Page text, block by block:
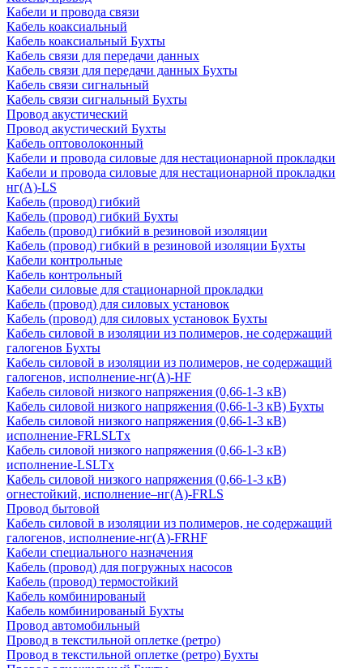
Кабели и провода связи
Кабель коаксиальный
Кабель коаксиальный Бухты
Кабель связи для передачи данных
Кабель связи для передачи данных Бухты
Кабель связи сигнальный
Кабель связи сигнальный Бухты
Провод акустический
Провод акустический Бухты
Кабель оптоволоконный
Кабели и провода силовые для нестационарной прокладки
Кабели и провода силовые для нестационарной прокладки
нг(А)-LS
Кабель (провод) гибкий
Кабель (провод) гибкий Бухты
Кабель (провод) гибкий в резиновой изоляции
Кабель (провод) гибкий в резиновой изоляции Бухты
Кабели контрольные
Кабель контрольный
Кабели силовые для стационарной прокладки
Кабель (провод) для силовых установок
Кабель (провод) для силовых установок Бухты
Кабель силовой в изоляции из полимеров, не содержащий
галогенов Бухты
Кабель силовой в изоляции из полимеров, не содержащий
галогенов, исполнение-нг(А)-HF
Кабель силовой низкого напряжения (0,66-1-3 кВ)
Кабель силовой низкого напряжения (0,66-1-3 кВ) Бухты
Кабель силовой низкого напряжения (0,66-1-3 кВ)
исполнение-FRLSLTx
Кабель силовой низкого напряжения (0,66-1-3 кВ)
исполнение-LSLTx
Кабель силовой низкого напряжения (0,66-1-3 кВ)
огнестойкий, исполнение–нг(А)-FRLS
Провод бытовой
Кабель силовой в изоляции из полимеров, не содержащий
галогенов, исполнение-нг(А)-FRHF
Кабели специального назначения
Кабель (провод) для погружных насосов
Кабель (провод) термостойкий
Кабель комбинированый
Кабель комбинированый Бухты
Провод автомобильный
Провод в текстильной оплетке (ретро)
Провод в текстильной оплетке (ретро) Бухты